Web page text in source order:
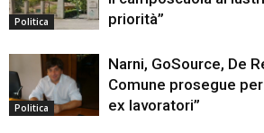
Politica
priorità”
Politica
Narni, GoSource, De
Comune prosegue
ex lavoratori”